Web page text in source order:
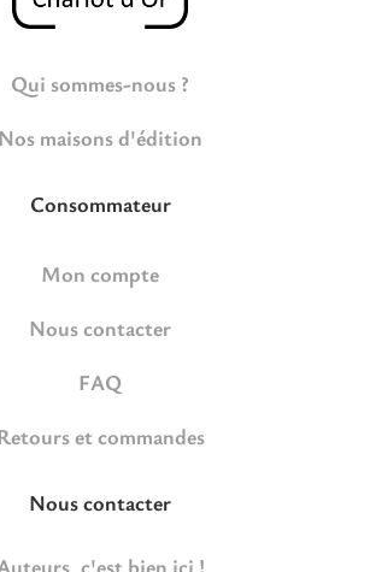
Qui sommes-nous ?
Nos maisons d'édition
Consommateur
Mon compte
Nous contacter
FAQ
et commandes
Nous contacter
c'est bien ici !